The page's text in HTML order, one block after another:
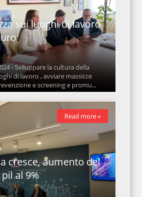
sui luoghi di lavoro
- Sviluppare la cultura della
di lavoro , avviare massicce
e screening e promu...
cresce, aumento del
al 9%
Read more »